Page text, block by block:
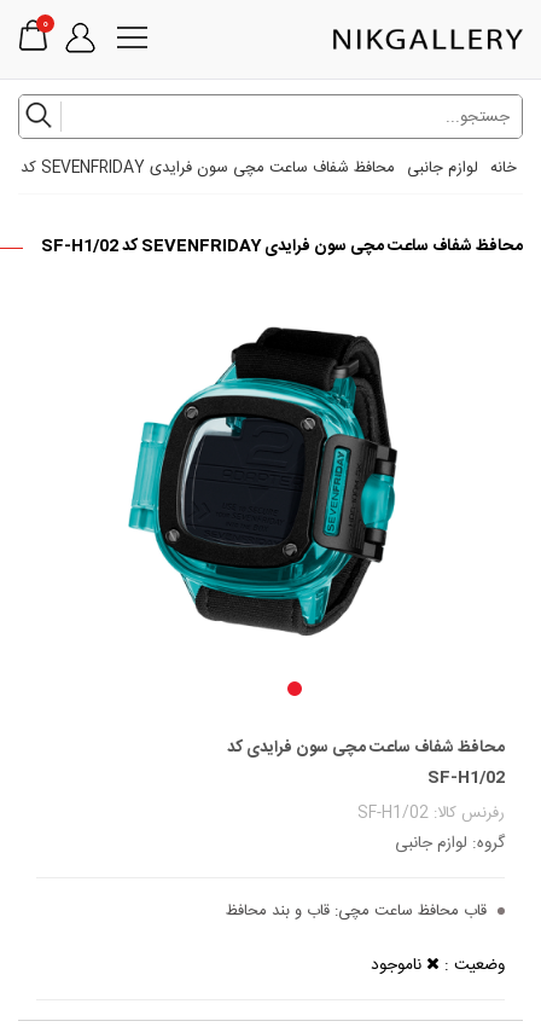
0
خانه لوازم جانبی محافظ شفاف ساعت مچی سون فرایدی SEVENFRIDAY کد SF-H1/02
محافظ شفاف ساعت مچی سون فرایدی SEVENFRIDAY کد SF-H1/02
محافظ شفاف ساعت مچی سون فرایدی کد
SF-H1/02
رفرنس کالا: SF-H1/02
گروه: لوازم جانبی
قاب محافظ ساعت مچی: قاب و بند محافظ
وضعیت : ناموجود